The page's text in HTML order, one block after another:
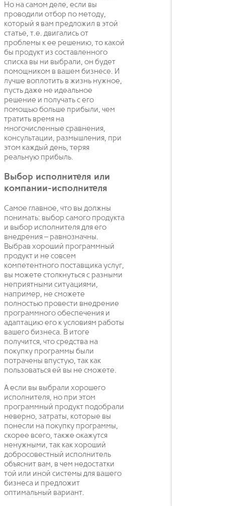
Но на самом деле, если вы
проводили отбор по методу,
который я вам предложил в этой
статье, т.е. двигались от
проблемы к ее решению, то какой
бы продукт из составленного
списка вы ни выбрали, он будет
помощником в вашем бизнесе. И
лучше воплотить в жизнь нужное,
пусть даже не идеальное
решение и получать с его
помощью больше прибыли, чем
тратить время на
многочисленные сравнения,
консультации, размышления, при
этом каждый день, теряя
реальную прибыль.
Выбор исполнителя или
компании-исполнителя
Самое главное, что вы должны
понимать: выбор самого продукта
и выбор исполнителя для его
внедрения – равнозначны.
Выбрав хороший программный
продукт и не совсем
компетентного поставщика услуг,
вы можете столкнуться с разными
неприятными ситуациями,
например, не сможете
полностью провести внедрение
программного обеспечения и
адаптацию его к условиям работы
вашего бизнеса. В итоге
получится, что средства на
покупку программы были
потрачены впустую, так как
пользоваться ей вы не сможете.
А если вы выбрали хорошего
исполнителя, но при этом
программный продукт подобрали
неверно, затраты, которые вы
понесли на покупку программы,
скорее всего, также окажутся
ненужными, так как хороший
добросовестный исполнитель
объяснит вам, в чем недостатки
той или иной системы для вашего
бизнеса и предложит
оптимальный вариант.